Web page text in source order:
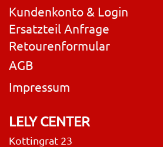
Kundenkonto & Login
Ersatzteil Anfrage
Retourenformular
AGB
Impressum
LELY CENTER
Kottingrat 23